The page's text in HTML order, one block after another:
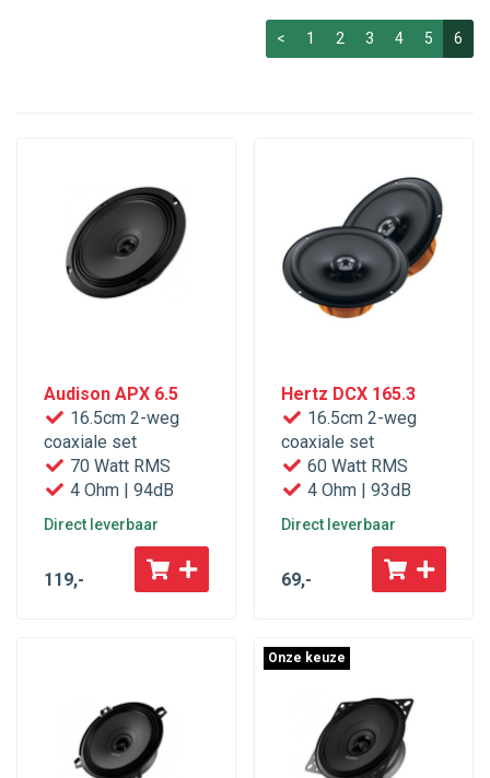
< 1 2 3 4 5 6
Audison APX 6.5
16.5cm 2-weg
coaxiale set
70 Watt RMS
4 Ohm | 94dB
Direct leverbaar
119,-
Hertz DCX 165.3
16.5cm 2-weg
coaxiale set
60 Watt RMS
4 Ohm | 93dB
Direct leverbaar
69,-
Onze keuze